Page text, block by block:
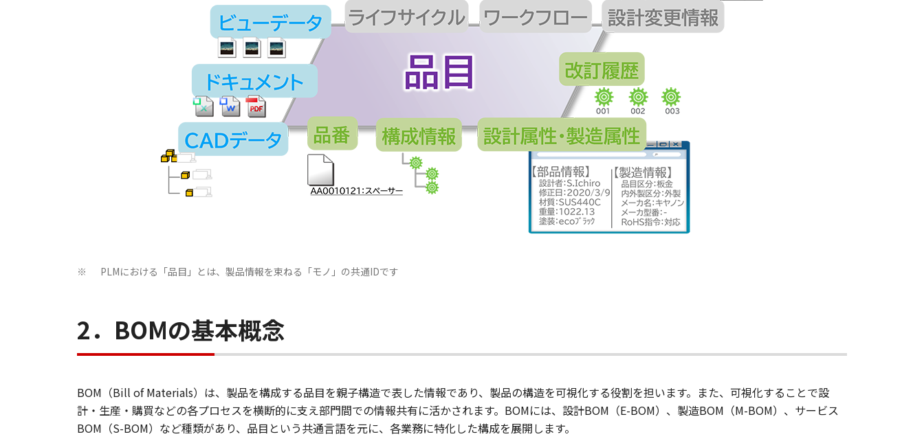
※ PLMにおける「品目」とは、製品情報を束ねる「モノ」の共通IDです
2．BOMの基本概念
BOM（Bill of Materials）は、製品を構成する品目を親子構造で表した情報であり、製品の構造を可視化する役割を担います。また、可視化することで設
計・生産・購買などの各プロセスを横断的に支え部門間での情報共有に活かされます。BOMには、設計BOM（E-BOM）、製造BOM（M-BOM）、サービス
BOM（S-BOM）など種類があり、品目という共通言語を元に、各業務に特化した構成を展開します。